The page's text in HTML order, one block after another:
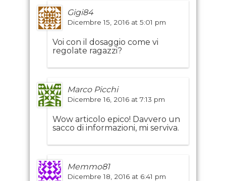
Gigi84
Dicembre 15, 2016 at 5:01 pm
Voi con il dosaggio come vi
regolate ragazzi?
Marco Picchi
Dicembre 16, 2016 at 7:13 pm
Wow articolo epico! Davvero un
sacco di informazioni, mi serviva.
Memmo81
Dicembre 18, 2016 at 6:41 pm